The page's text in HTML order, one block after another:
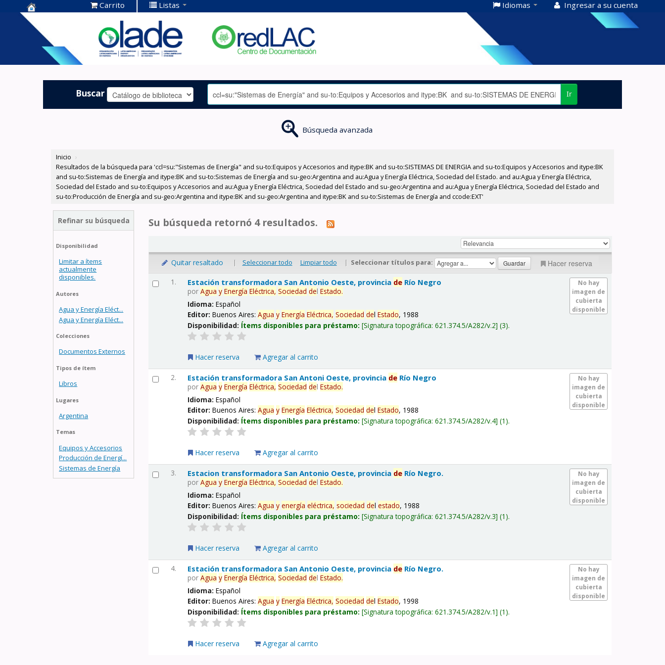
Centro de
Documentación
OLADE -
Carrito Listas Idiomas Ingresar a su cuenta
Buscar Ir
Búsqueda avanzada
Inicio ›
Resultados de la búsqueda para 'ccl=su:"Sistemas de Energía" and su-to:Equipos y Accesorios and itype:BK and su-to:SISTEMAS DE ENERGIA and su-to:Equipos y Accesorios and itype:BK
and su-to:Sistemas de Energía and itype:BK and su-to:Sistemas de Energía and su-geo:Argentina and au:Agua y Energía Eléctrica, Sociedad del Estado. and au:Agua y Energía Eléctrica,
Sociedad del Estado and su-to:Equipos y Accesorios and au:Agua y Energía Eléctrica, Sociedad del Estado and su-geo:Argentina and au:Agua y Energía Eléctrica, Sociedad del Estado and
su-to:Producción de Energía and su-geo:Argentina and itype:BK and su-geo:Argentina and itype:BK and su-to:Sistemas de Energía and ccode:EXT'
Refinar su búsqueda
Disponibilidad
Limitar a ítems
actualmente
disponibles.
Autores
Agua y Energía Eléct...
Agua y Energía Eléct...
Colecciones
Documentos Externos
Tipos de ítem
Libros
Lugares
Argentina
Temas
Equipos y Accesorios
Producción de Energí...
Sistemas de Energía
Su búsqueda retornó 4 resultados.
Quitar resaltado | Seleccionar todo Limpiar todo | Seleccionar títulos para: Hacer reserva
1.
No hay
imagen de
cubierta
disponible
Estación transformadora San Antonio Oeste, provincia de Río Negro
porAgua y Energía Eléctrica, Sociedad delEstado.
Idioma:Español
Editor:Buenos Aires:Agua y Energía Eléctrica, Sociedad delEstado, 1988
Disponibilidad: Ítems disponibles para préstamo: Signatura topográfica:621.374.5/A282/v.2 (3).
Hacer reserva Agregar al carrito
2.
No hay
imagen de
cubierta
disponible
Estación transformadora San Antoni Oeste, provincia de Río Negro
porAgua y Energía Eléctrica, Sociedad delEstado.
Idioma:Español
Editor:Buenos Aires:Agua y Energía Eléctrica, Sociedad delEstado, 1988
Disponibilidad: Ítems disponibles para préstamo: Signatura topográfica:621.374.5/A282/v.4 (1).
Hacer reserva Agregar al carrito
3.
No hay
imagen de
cubierta
disponible
Estacion transformadora San Antonio Oeste, provincia de Río Negro.
porAgua y Energía Eléctrica, Sociedad delEstado.
Idioma:Español
Editor:Buenos Aires:Agua y energía eléctrica, sociedad delestado, 1988
Disponibilidad: Ítems disponibles para préstamo: Signatura topográfica:621.374.5/A282/v.3 (1).
Hacer reserva Agregar al carrito
4.
No hay
imagen de
cubierta
disponible
Estación transformadora San Antonio Oeste, provincia de Río Negro.
porAgua y Energía Eléctrica, Sociedad delEstado.
Idioma:Español
Editor:Buenos Aires:Agua y Energía Eléctrica, Sociedad delEstado, 1998
Disponibilidad: Ítems disponibles para préstamo: Signatura topográfica:621.374.5/A282/v.1 (1).
Hacer reserva Agregar al carrito